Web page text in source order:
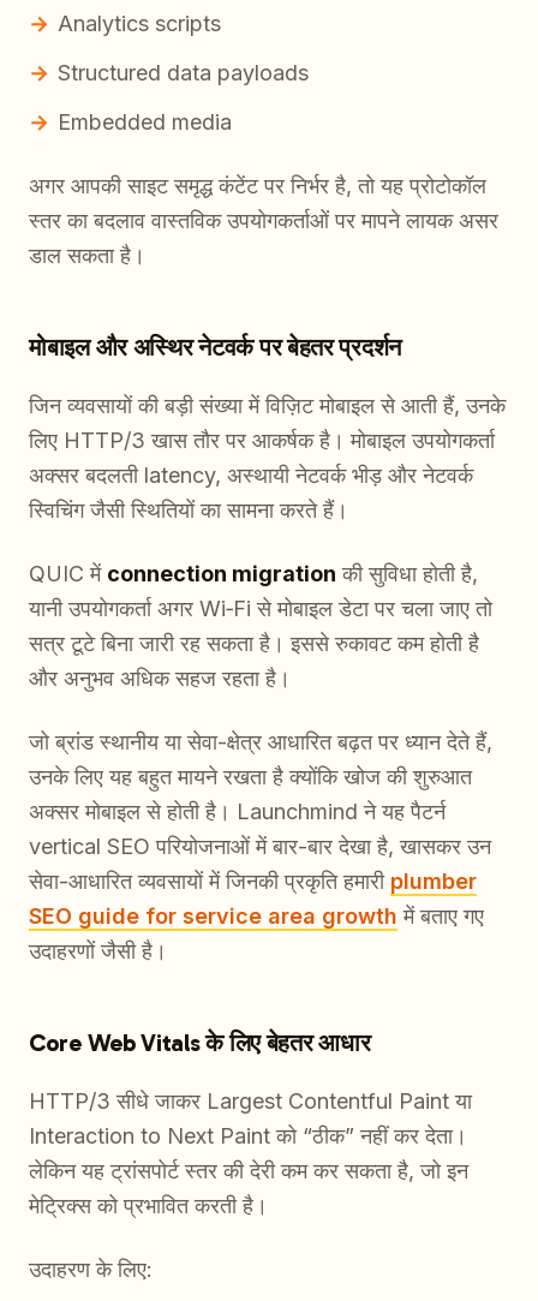
Analytics scripts
Structured data payloads
Embedded media
अगर आपकी साइट समृद्ध कंटेंट पर निर्भर है, तो यह प्रोटोकॉल
स्तर का बदलाव वास्तविक उपयोगकर्ताओं पर मापने लायक असर
डाल सकता है।
मोबाइल और अस्थिर नेटवर्क पर बेहतर प्रदर्शन
जिन व्यवसायों की बड़ी संख्या में विज़िट मोबाइल से आती हैं, उनके
लिए HTTP/3 खास तौर पर आकर्षक है। मोबाइल उपयोगकर्ता
अक्सर बदलती latency, अस्थायी नेटवर्क भीड़ और नेटवर्क
स्विचिंग जैसी स्थितियों का सामना करते हैं।
QUIC में connection migration की सुविधा होती है,
यानी उपयोगकर्ता अगर Wi‑Fi से मोबाइल डेटा पर चला जाए तो
सत्र टूटे बिना जारी रह सकता है। इससे रुकावट कम होती है
और अनुभव अधिक सहज रहता है।
जो ब्रांड स्थानीय या सेवा-क्षेत्र आधारित बढ़त पर ध्यान देते हैं,
उनके लिए यह बहुत मायने रखता है क्योंकि खोज की शुरुआत
अक्सर मोबाइल से होती है। Launchmind ने यह पैटर्न
vertical SEO परियोजनाओं में बार-बार देखा है, खासकर उन
सेवा-आधारित व्यवसायों में जिनकी प्रकृति हमारी plumber
SEO guide for service area growth में बताए गए
उदाहरणों जैसी है।
Core Web Vitals के लिए बेहतर आधार
HTTP/3 सीधे जाकर Largest Contentful Paint या
Interaction to Next Paint को “ठीक” नहीं कर देता।
लेकिन यह ट्रांसपोर्ट स्तर की देरी कम कर सकता है, जो इन
मेट्रिक्स को प्रभावित करती है।
उदाहरण के लिए: